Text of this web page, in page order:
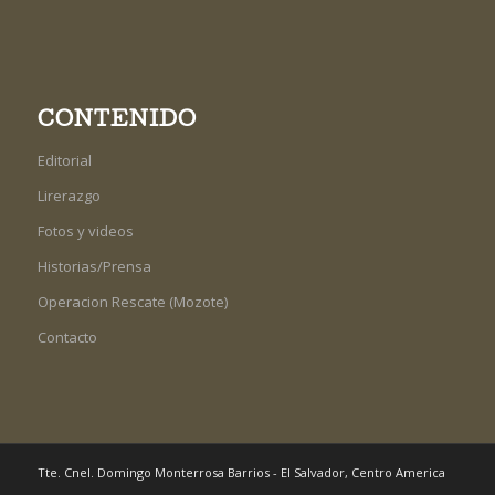
CONTENIDO
Editorial
Lirerazgo
Fotos y videos
Historias/Prensa
Operacion Rescate (Mozote)
Contacto
Tte. Cnel. Domingo Monterrosa Barrios - El Salvador, Centro America